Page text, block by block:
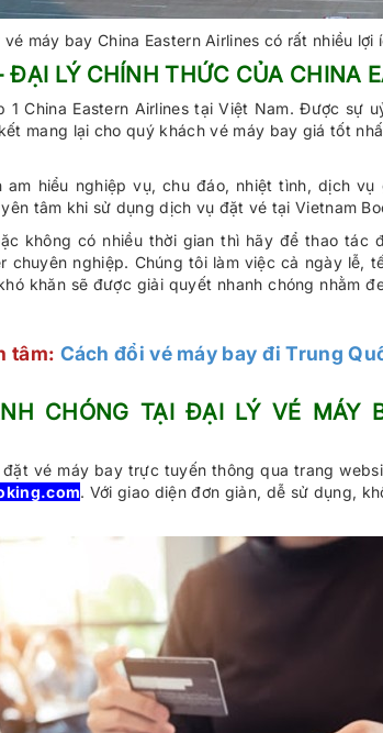
máy bay China Eastern Airlines có rất nhiều lợi
LÝ CHÍNH THỨC CỦA CHINA
1 China Eastern Airlines tại Việt Nam. Được sự
mang lại cho quý khách vé máy bay giá tốt
hiểu nghiệp vụ, chu đáo, nhiệt tình, dịch vụ
tâm khi sử dụng dịch vụ đặt vé tại Vietnam
không có nhiều thời gian thì hãy để thao tác
chuyên nghiệp. Chúng tôi làm việc cả ngày lễ,
khăn sẽ được giải quyết nhanh chóng nhằm
tâm: Cách đổi vé máy bay đi Trung
CHÓNG TẠI ĐẠI LÝ VÉ MÁY
đặt vé máy bay trực tuyến thông qua trang
. Với giao diện đơn giản, dễ sử dụng,